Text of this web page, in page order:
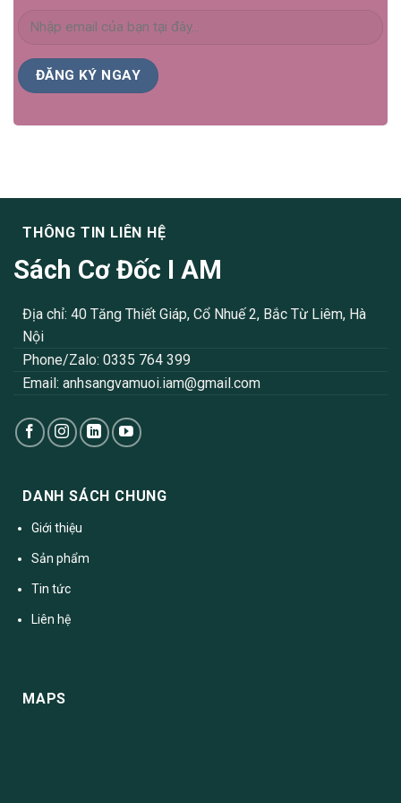
THÔNG TIN LIÊN HỆ
Sách Cơ Đốc I AM
Địa chỉ: 40 Tăng Thiết Giáp, Cổ Nhuế 2, Bắc Từ Liêm, Hà
Nội
Phone/Zalo: 0335 764 399
Email: anhsangvamuoi.iam@gmail.com
DANH SÁCH CHUNG
Giới thiệu
Sản phẩm
Tin tức
Liên hệ
MAPS